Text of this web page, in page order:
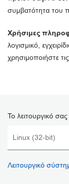
συμβατότητα του
Χρήσιμες
λογισμικό,
χρησιμοποιήστε
Το λειτουργικό
Λειτουργικό